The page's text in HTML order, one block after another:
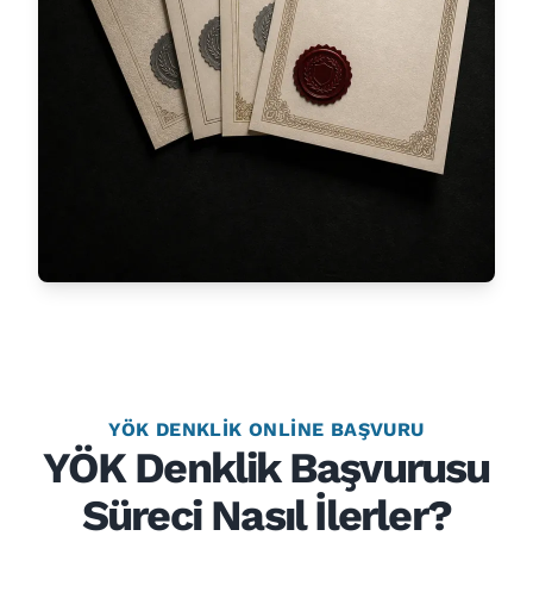
YÖK DENKLIK ONLINE BAŞVURU
YÖK Denklik Başvurusu
Süreci Nasıl İlerler?